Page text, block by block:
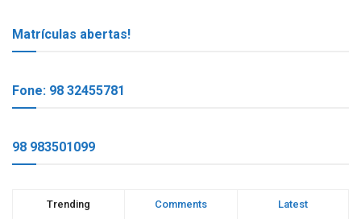
Matrículas abertas!
Fone: 98 32455781
98 983501099
Trending Comments Latest